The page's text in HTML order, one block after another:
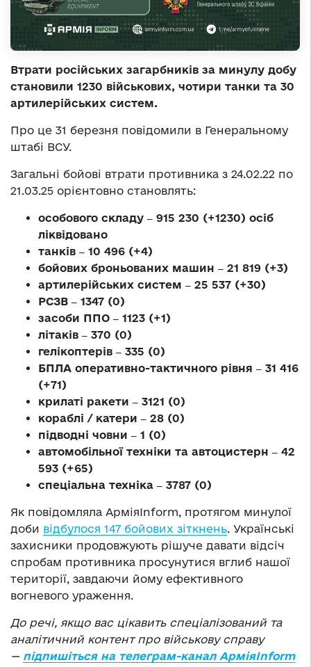
Втрати російських загарбників за минулу добу
становили 1230 військових, чотири танки та 30
артилерійських систем.
Про це 31 березня повідомили в Генеральному
штабі ВСУ.
Загальні бойові втрати противника з 24.02.22 по
21.03.25 орієнтовно становлять:
особового складу ‒ 915 230 (+1230) осіб
ліквідовано
танків ‒ 10 496 (+4)
бойових броньованих машин ‒ 21 819 (+3)
артилерійських систем ‒ 25 537 (+30)
РСЗВ ‒ 1347 (0)
засоби ППО ‒ 1123 (+1)
літаків ‒ 370 (0)
гелікоптерів ‒ 335 (0)
БПЛА оперативно-тактичного рівня ‒ 31 416
(+71)
крилаті ракети ‒ 3121 (0)
кораблі / катери ‒ 28 (0)
підводні човни ‒ 1 (0)
автомобільної техніки та автоцистерн ‒ 42
593 (+65)
спеціальна техніка ‒ 3787 (0)
Як повідомляла АрміяInform, протягом минулої
доби відбулося 147 бойових зіткнень. Українські
захисники продовжують рішуче давати відсіч
спробам противника просунутися вглиб нашої
території, завдаючи йому ефективного
вогневого ураження.
До речі, якщо вас цікавить спеціалізований та
аналітичний контент про військову справу
— підпишіться на телеграм-канал АрміяInform